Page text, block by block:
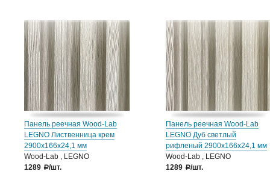
Панель реечная Wood-Lab
LEGNO Лиственница крем
2900х166х24,1 мм
Wood-Lab , LEGNO
1289
a/шт.
Панель реечная Wood-Lab
LEGNO Дуб светлый
рифленый 2900х166х24,1 мм
Wood-Lab , LEGNO
1289
a/шт.